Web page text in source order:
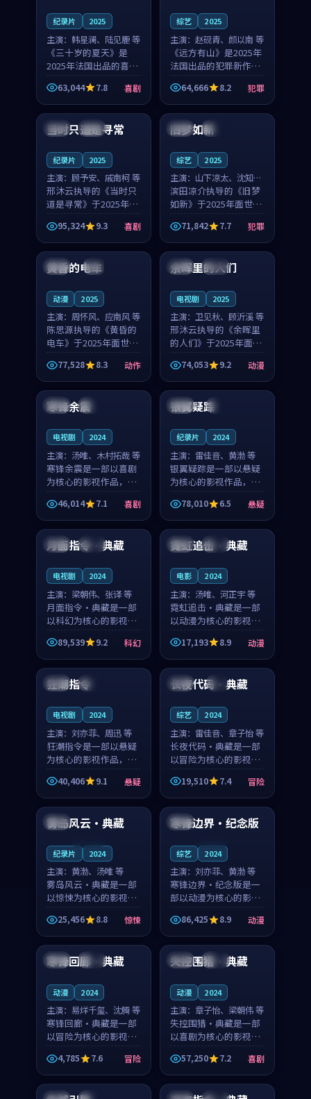
纪录片 2025
主演： 韩星澜、陆见鹿 等
《三十岁的夏天》是
2025年法国出品的喜剧
新作，主创团队希望用
深夜电台的故事让观众
停下来想一想。韩星澜
角色，山田纯一的叙事
63,044 7.8 喜剧
综艺 2025
主演： 赵砚青、颜以南 等
《远方有山》是2025年
法国出品的犯罪新作，
主创团队希望用高校追
梦的故事让观众停下来
想一想。赵砚青领衔，
颜以南担任重要角色，
山田纯一的叙事节奏
64,666 8.2 犯罪
泰国 杜比
当时只道是寻常
纪录片 2025
主演： 顾予安、戚南柯 等
邢沐云执导的《当时只
道是寻常》于2025年面
世，泰国的城市气质与
母女情深的人物心境共
同构筑了影片基调。顾
予安、戚南柯用细腻的
表演撑起整部喜剧电
95,324 9.3 喜剧
中国 高分
旧梦如新
综艺 2025
主演： 山下凉太、沈知韵
等
滨田凉介执导的《旧梦
如新》于2025年面世，
中国台湾的城市气质与
异国相遇的人物心境共
同构筑了影片基调。山
下凉太、沈知韵用细腻
的表演撑起整部犯罪
71,842 7.7 犯罪
日本 4K
黄昏的电车
动漫 2025
主演： 周怀风、应南风 等
陈思源执导的《黄昏的
电车》于2025年面世，
日本的城市气质与渔村
故事的人物心境共同构
筑了影片基调。周怀
风、应南风用细腻的表
演撑起整部动作电影，
77,528 8.3 动作
泰国 完结
余晖里的人们
电视剧 2025
主演： 卫见秋、顾沂溪 等
邢沐云执导的《余晖里
的人们》于2025年面
世，泰国的城市气质与
小镇生活的人物心境共
同构筑了影片基调。卫
见秋、顾沂溪用细腻的
表演撑起整部动漫电
74,053 9.2 动漫
英国 高分
寒锋余震
电视剧 2024
主演： 汤唯、木村拓哉 等
寒锋余震是一部以喜剧
为核心的影视作品，围
绕危机、反转与人物成
长展开，整体节奏紧
凑，值得推荐观看。
46,014 7.1 喜剧
泰国 4K
银翼疑踪
纪录片 2024
主演： 雷佳音、黄渤 等
银翼疑踪是一部以悬疑
为核心的影视作品，围
绕危机、反转与人物成
长展开，整体节奏紧
凑，值得推荐观看。
78,010 6.5 悬疑
法国 热播
月面指令·典藏
电视剧 2024
主演： 梁朝伟、张译 等
月面指令·典藏是一部
以科幻为核心的影视作
品，围绕危机、反转与
人物成长展开，整体节
奏紧凑，值得推荐观
看。
89,539 9.2 科幻
泰国 完结
霓虹追击·典藏
电影 2024
主演： 汤唯、河正宇 等
霓虹追击·典藏是一部
以动漫为核心的影视作
品，围绕危机、反转与
人物成长展开，整体节
奏紧凑，值得推荐观
看。
17,193 8.9 动漫
美国 完结
狂潮指令
电视剧 2024
主演： 刘亦菲、周迅 等
狂潮指令是一部以悬疑
为核心的影视作品，围
绕危机、反转与人物成
长展开，整体节奏紧
凑，值得推荐观看。
40,406 9.1 悬疑
日本 4K
长夜代码·典藏
综艺 2024
主演： 雷佳音、章子怡 等
长夜代码·典藏是一部
以冒险为核心的影视作
品，围绕危机、反转与
人物成长展开，整体节
奏紧凑，值得推荐观
看。
19,510 7.4 冒险
中国
雾岛风云·典藏
纪录片 2024
主演： 黄渤、汤唯 等
雾岛风云·典藏是一部
以惊悚为核心的影视作
品，围绕危机、反转与
人物成长展开，整体节
奏紧凑，值得推荐观
看。
25,456 8.8 惊悚
英国
寒锋边界·纪念版
综艺 2024
主演： 刘亦菲、黄渤 等
寒锋边界·纪念版是一
部以动漫为核心的影视
作品，围绕危机、反转
与人物成长展开，整体
节奏紧凑，值得推荐观
看。
86,425 8.9 动漫
法国 院线
寒锋回廊·典藏
动漫 2024
主演： 易烊千玺、沈腾 等
寒锋回廊·典藏是一部
以冒险为核心的影视作
品，围绕危机、反转与
人物成长展开，整体节
奏紧凑，值得推荐观
看。
4,785 7.6 冒险
中国 独播
失控围猎·典藏
动漫 2024
主演： 章子怡、梁朝伟 等
失控围猎·典藏是一部
以喜剧为核心的影视作
品，围绕危机、反转与
人物成长展开，整体节
奏紧凑，值得推荐观
看。
57,250 7.2 喜剧